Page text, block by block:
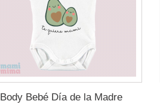
Body Bebé Día de la Madre